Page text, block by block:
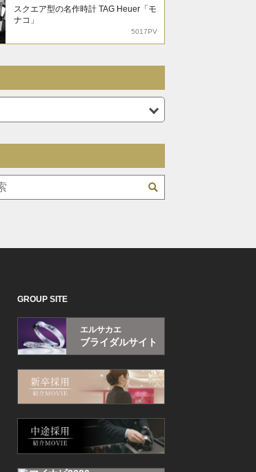
スクエア型の名作時計 TAG Heuer「モ
ナコ」
5017PV
GROUP SITE
エルサカエ
ブライダルサイト